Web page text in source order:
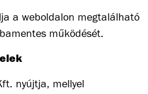
a weboldalon megtalálható
működését.
nyújtja, mellyel